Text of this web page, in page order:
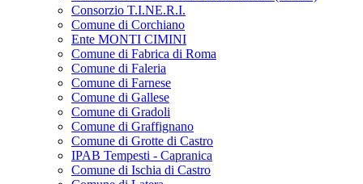
Consorzio T.I.NE.R.I.
Comune di Corchiano
Ente MONTI CIMINI
Comune di Fabrica di Roma
Comune di Faleria
Comune di Farnese
Comune di Gallese
Comune di Gradoli
Comune di Graffignano
Comune di Grotte di Castro
IPAB Tempesti - Capranica
Comune di Ischia di Castro